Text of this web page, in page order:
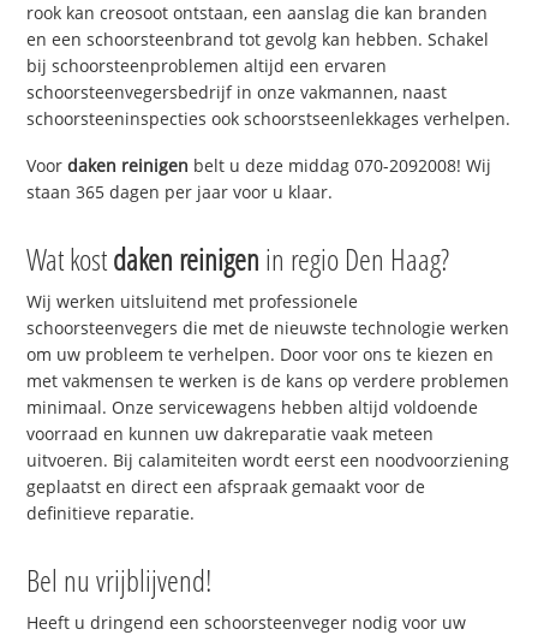
rook kan creosoot ontstaan, een aanslag die kan branden
en een schoorsteenbrand tot gevolg kan hebben. Schakel
bij schoorsteenproblemen altijd een ervaren
schoorsteenvegersbedrijf in onze vakmannen, naast
schoorsteeninspecties ook schoorstseenlekkages verhelpen.
Voordaken reinigen belt u deze middag 070-2092008! Wij
staan 365 dagen per jaar voor u klaar.
Wat kostdaken reinigen in regio Den Haag?
Wij werken uitsluitend met professionele
schoorsteenvegers die met de nieuwste technologie werken
om uw probleem te verhelpen. Door voor ons te kiezen en
met vakmensen te werken is de kans op verdere problemen
minimaal. Onze servicewagens hebben altijd voldoende
voorraad en kunnen uw dakreparatie vaak meteen
uitvoeren. Bij calamiteiten wordt eerst een noodvoorziening
geplaatst en direct een afspraak gemaakt voor de
definitieve reparatie.
Bel nu vrijblijvend!
Heeft u dringend een schoorsteenveger nodig voor uw